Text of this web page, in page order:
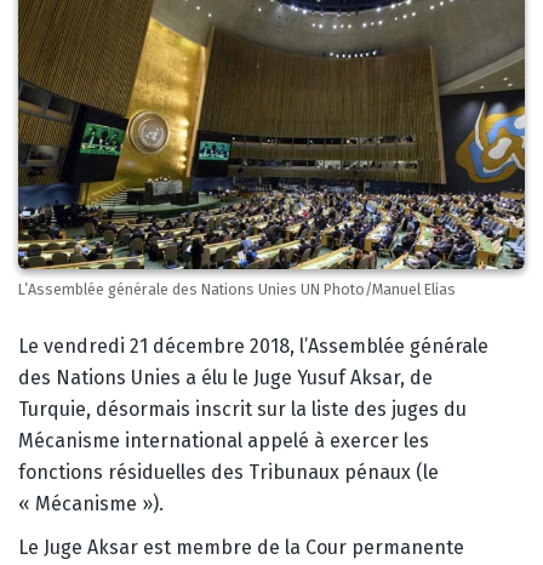
L’Assemblée générale des Nations Unies UN Photo/Manuel Elias
Corps
Le vendredi 21 décembre 2018, l’Assemblée générale
des Nations Unies a élu le Juge Yusuf Aksar, de
Turquie, désormais inscrit sur la liste des juges du
Mécanisme international appelé à exercer les
fonctions résiduelles des Tribunaux pénaux (le
« Mécanisme »).
Le Juge Aksar est membre de la Cour permanente